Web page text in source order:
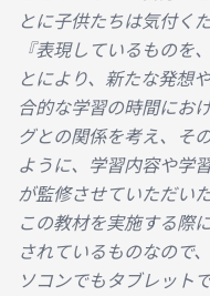
とに子供たちは気付く
『表現しているものを
とにより、新たな発想
合的な学習の時間にお
グとの関係を考え、そ
ように、学習内容や学
が監修させていただいた
この教材を実施する際
されているものなので
ソコンでもタブレット